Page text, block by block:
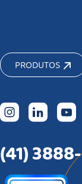
PRODUTOS
(41)